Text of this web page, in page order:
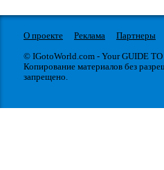
О проекте Реклама Партнеры
© IGotoWorld.com - Your GUIDE
Копирование материалов без
запрещено.